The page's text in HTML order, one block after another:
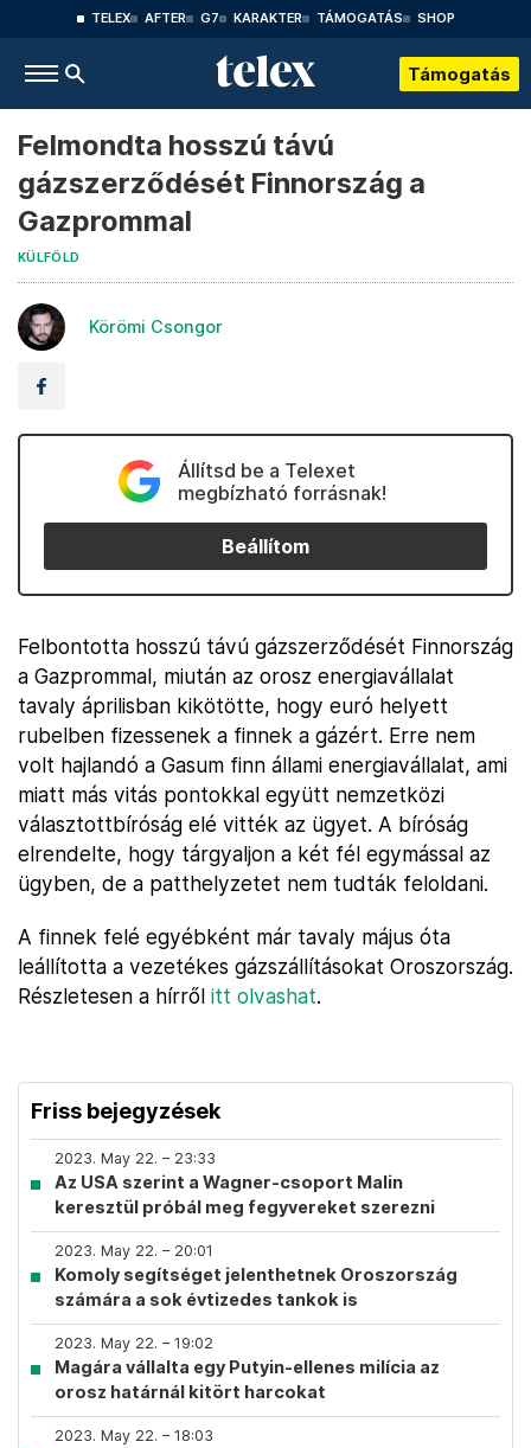
TELEX AFTER G7 KARAKTER TÁMOGATÁS SHOP
Támogatás
Felmondta hosszú távú
gázszerződését Finnország a
Gazprommal
KÜLFÖLD
Körömi Csongor
Állítsd be a Telexet
megbízható forrásnak!
Beállítom
Felbontotta hosszú távú gázszerződését Finnország
a Gazprommal, miután az orosz energiavállalat
tavaly áprilisban kikötötte, hogy euró helyett
rubelben fizessenek a finnek a gázért. Erre nem
volt hajlandó a Gasum finn állami energiavállalat, ami
miatt más vitás pontokkal együtt nemzetközi
választottbíróság elé vitték az ügyet. A bíróság
elrendelte, hogy tárgyaljon a két fél egymással az
ügyben, de a patthelyzetet nem tudták feloldani.
A finnek felé egyébként már tavaly május óta
leállította a vezetékes gázszállításokat Oroszország.
Részletesen a hírről itt olvashat.
Friss bejegyzések
2023. May 22. – 23:33
Az USA szerint a Wagner-csoport Malin
keresztül próbál meg fegyvereket szerezni
2023. May 22. – 20:01
Komoly segítséget jelenthetnek Oroszország
számára a sok évtizedes tankok is
2023. May 22. – 19:02
Magára vállalta egy Putyin-ellenes milícia az
orosz határnál kitört harcokat
2023. May 22. – 18:03